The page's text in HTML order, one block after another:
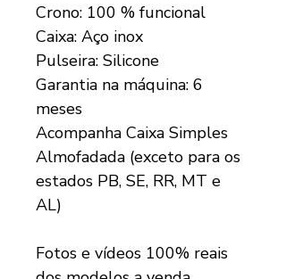
Crono: 100 % funcional
Caixa: Aço inox
Pulseira: Silicone
Garantia na máquina: 6
meses
Acompanha Caixa Simples
Almofadada (exceto para os
estados PB, SE, RR, MT e
AL)
Fotos e vídeos 100% reais